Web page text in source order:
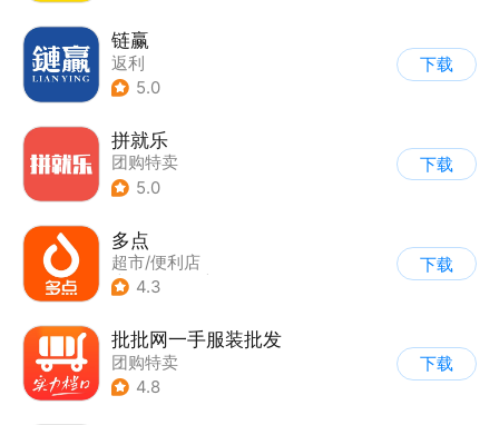
链赢
返利
5.0
下载
拼就乐
团购特卖
5.0
下载
多点
超市/便利店
| 生鲜/买菜
4.3
下载
批批网一手服装批发
团购特卖
4.8
下载